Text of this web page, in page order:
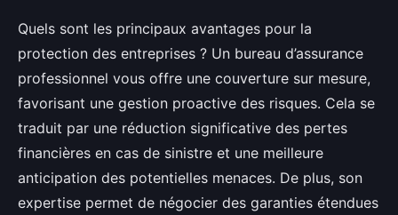
Quels sont les principaux avantages pour la
protection des entreprises ? Un bureau d’assurance
professionnel vous offre une couverture sur mesure,
favorisant une gestion proactive des risques. Cela se
traduit par une réduction significative des pertes
financières en cas de sinistre et une meilleure
anticipation des potentielles menaces. De plus, son
expertise permet de négocier des garanties étendues